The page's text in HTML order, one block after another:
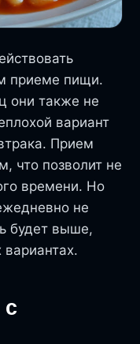
приеме пищи.
они также не
вариант
Прием
что позволит не
времени. Но
не
будет выше,